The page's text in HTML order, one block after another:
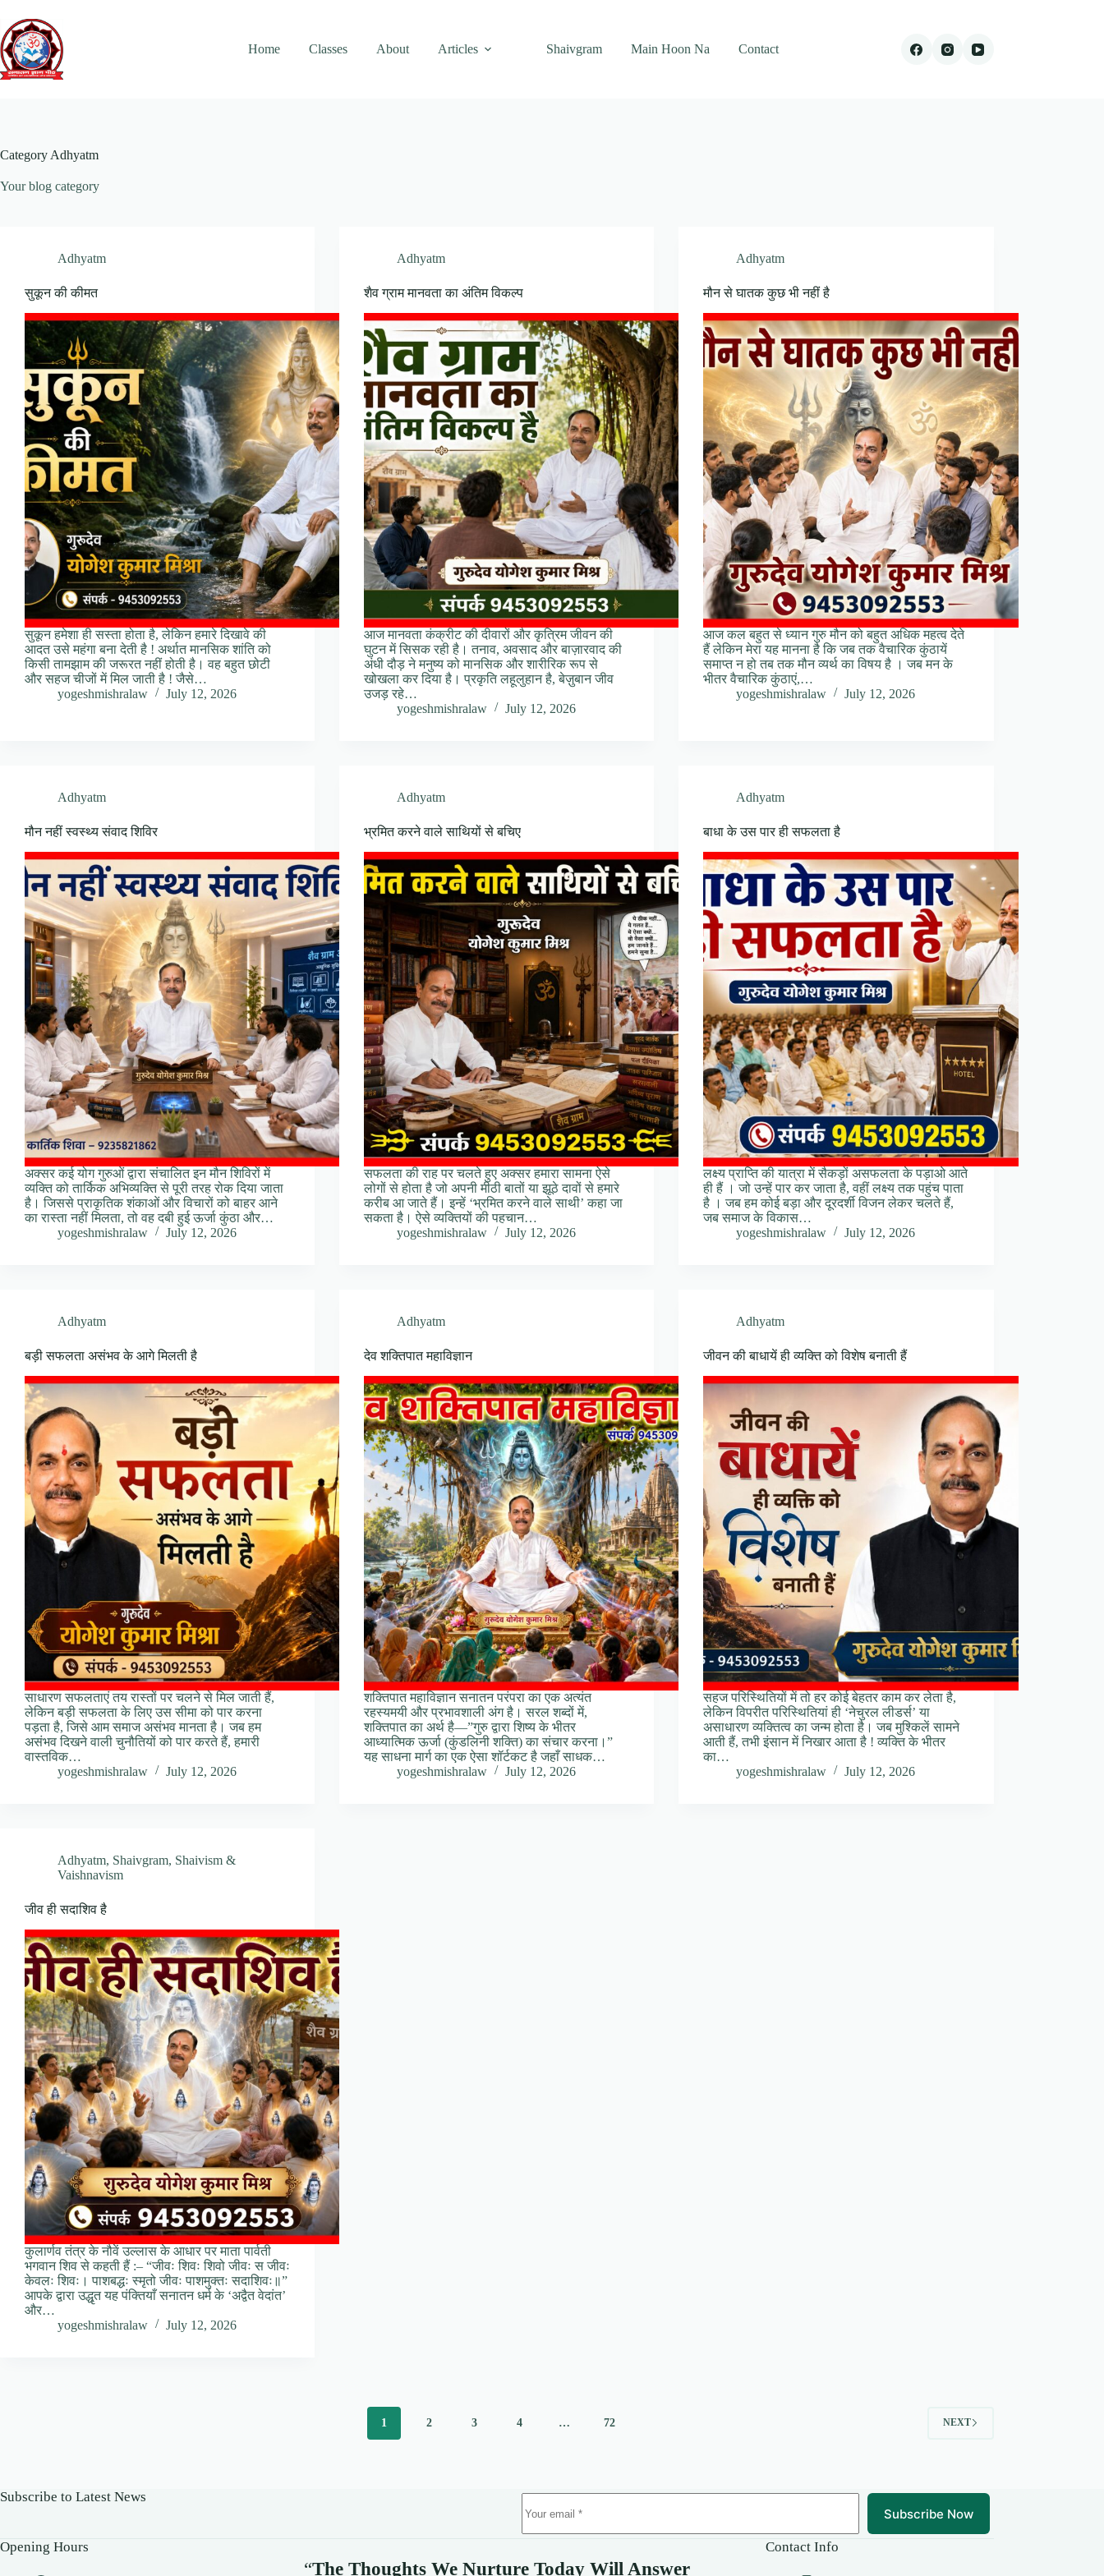
content
Home
Classes About Articles Shaivgram Main Hoon Na Contact
Category Adhyatm
Your blog category
Adhyatm
सुकून की कीमत
सुकून हमेशा ही सस्ता होता है, लेकिन हमारे दिखावे की
आदत उसे महंगा बना देती है ! अर्थात मानसिक शांति को
किसी तामझाम की जरूरत नहीं होती है। वह बहुत छोटी
और सहज चीजों में मिल जाती है ! जैसे…
yogeshmishralaw
July 12, 2026
Adhyatm
शैव ग्राम मानवता का अंतिम विकल्प
आज मानवता कंक्रीट की दीवारों और कृत्रिम जीवन की
घुटन में सिसक रही है। तनाव, अवसाद और बाज़ारवाद की
अंधी दौड़ ने मनुष्य को मानसिक और शारीरिक रूप से
खोखला कर दिया है। प्रकृति लहूलुहान है, बेज़ुबान जीव
उजड़ रहे…
yogeshmishralaw
July 12, 2026
Adhyatm
मौन से घातक कुछ भी नहीं है
आज कल बहुत से ध्यान गुरु मौन को बहुत अधिक महत्व देते
हैं लेकिन मेरा यह मानना है कि जब तक वैचारिक कुंठायें
समाप्त न हो तब तक मौन व्यर्थ का विषय है । जब मन के
भीतर वैचारिक कुंठाएं,…
yogeshmishralaw
July 12, 2026
Adhyatm
मौन नहीं स्वस्थ्य संवाद शिविर
अक्सर कई योग गुरुओं द्वारा संचालित इन मौन शिविरों में
व्यक्ति को तार्किक अभिव्यक्ति से पूरी तरह रोक दिया जाता
है। जिससे प्राकृतिक शंकाओं और विचारों को बाहर आने
का रास्ता नहीं मिलता, तो वह दबी हुई ऊर्जा कुंठा और…
yogeshmishralaw
July 12, 2026
Adhyatm
भ्रमित करने वाले साथियों से बचिए
सफलता की राह पर चलते हुए अक्सर हमारा सामना ऐसे
लोगों से होता है जो अपनी मीठी बातों या झूठे दावों से हमारे
करीब आ जाते हैं। इन्हें ‘भ्रमित करने वाले साथी’ कहा जा
सकता है। ऐसे व्यक्तियों की पहचान…
yogeshmishralaw
July 12, 2026
Adhyatm
बाधा के उस पार ही सफलता है
लक्ष्य प्राप्ति की यात्रा में सैकड़ों असफलता के पड़ाओ आते
ही हैं । जो उन्हें पार कर जाता है, वहीं लक्ष्य तक पहुंच पाता
है । जब हम कोई बड़ा और दूरदर्शी विजन लेकर चलते हैं,
जब समाज के विकास…
yogeshmishralaw
July 12, 2026
Adhyatm
बड़ी सफलता असंभव के आगे मिलती है
साधारण सफलताएं तय रास्तों पर चलने से मिल जाती हैं,
लेकिन बड़ी सफलता के लिए उस सीमा को पार करना
पड़ता है, जिसे आम समाज असंभव मानता है। जब हम
असंभव दिखने वाली चुनौतियों को पार करते हैं, हमारी
वास्तविक…
yogeshmishralaw
July 12, 2026
Adhyatm
देव शक्तिपात महाविज्ञान
शक्तिपात महाविज्ञान सनातन परंपरा का एक अत्यंत
रहस्यमयी और प्रभावशाली अंग है। सरल शब्दों में,
शक्तिपात का अर्थ है—”गुरु द्वारा शिष्य के भीतर
आध्यात्मिक ऊर्जा (कुंडलिनी शक्ति) का संचार करना।”
यह साधना मार्ग का एक ऐसा शॉर्टकट है जहाँ साधक…
yogeshmishralaw
July 12, 2026
Adhyatm
जीवन की बाधायें ही व्यक्ति को विशेष बनाती हैं
सहज परिस्थितियों में तो हर कोई बेहतर काम कर लेता है,
लेकिन विपरीत परिस्थितियां ही ‘नेचुरल लीडर्स’ या
असाधारण व्यक्तित्व का जन्म होता है। जब मुश्किलें सामने
आती हैं, तभी इंसान में निखार आता है ! व्यक्ति के भीतर
का…
yogeshmishralaw
July 12, 2026
Adhyatm, Shaivgram, Shaivism &
Vaishnavism
जीव ही सदाशिव है
कुलार्णव तंत्र के नौवें उल्लास के आधार पर माता पार्वती
भगवान शिव से कहती हैं :– “जीवः शिवः शिवो जीवः स जीवः
केवलः शिवः। पाशबद्धः स्मृतो जीवः पाशमुक्तः सदाशिवः॥”
आपके द्वारा उद्धृत यह पंक्तियाँ सनातन धर्म के ‘अद्वैत वेदांत’
और…
yogeshmishralaw
July 12, 2026
1 2 3 4 … 72 NEXT
Subscribe to Latest News
Subscribe Now
Opening Hours
“The Thoughts We Nurture Today Will Answer
Contact Info